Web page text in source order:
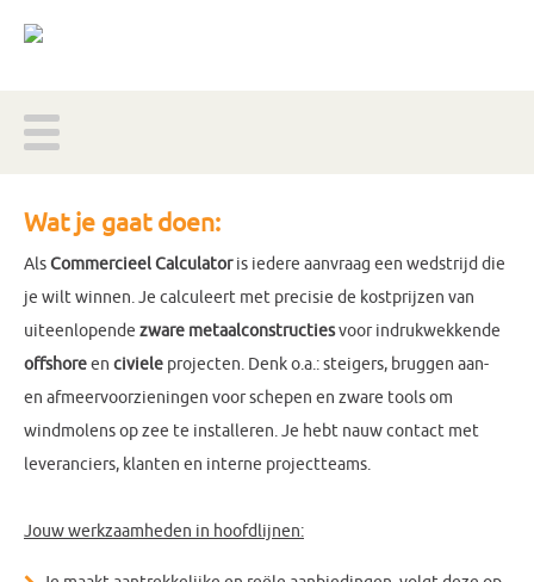
Wat je gaat doen:
AlsCommercieel Calculatoris iedere aanvraag een wedstrijd die
je wilt winnen. Je calculeert met precisie de kostprijzen van
uiteenlopende zware metaalconstructiesvoor indrukwekkende
offshoreen civiele projecten. Denk o.a.: steigers, bruggen aan-
en afmeervoorzieningen voor schepen en zware tools om
windmolens op zee te installeren. Je hebt nauw contact met
leveranciers, klanten en interne projectteams.
Jouw werkzaamheden in hoofdlijnen: